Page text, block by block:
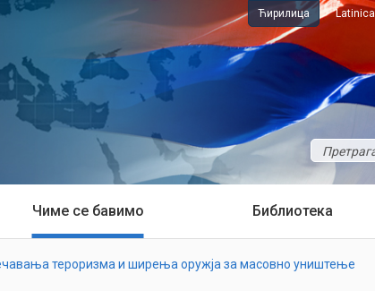
Ћирилица Latinica
Чиме се бавимо Библиотека
тероризма и ширења оружја за масовно уништење